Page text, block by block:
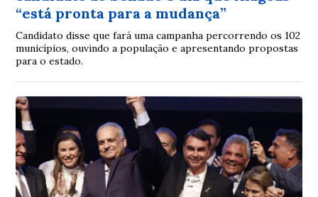
“está pronta para a mudança”
Candidato disse que fará uma campanha percorrendo os 102
municípios, ouvindo a população e apresentando propostas
para o estado.